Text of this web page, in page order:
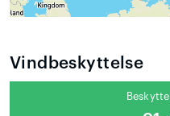
Vindbeskyttelse